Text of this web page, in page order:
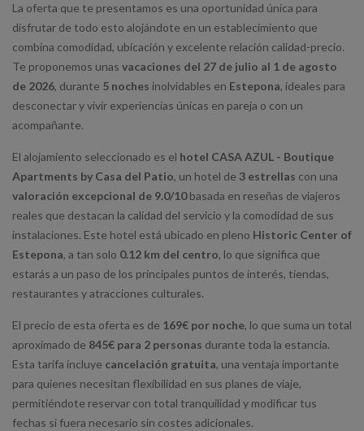
La oferta que te presentamos es una oportunidad única para
disfrutar de todo esto alojándote en un establecimiento que
combina comodidad, ubicación y excelente relación calidad-precio.
Te proponemos unas vacaciones del 27 de julio al 1 de agosto
de 2026, durante 5 noches inolvidables en Estepona, ideales para
desconectar y vivir experiencias únicas en pareja o con un
acompañante.
El alojamiento seleccionado es el hotel CASA AZUL - Boutique
Apartments by Casa del Patio, un hotel de 3 estrellas con una
valoración excepcional de 9.0/10basada en reseñas de viajeros
reales que destacan la calidad del servicio y la comodidad de sus
instalaciones. Este hotel está ubicado en pleno Historic Center of
Estepona, a tan solo 0.12 km del centro, lo que significa que
estarás a un paso de los principales puntos de interés, tiendas,
restaurantes y atracciones culturales.
El precio de esta oferta es de 169€ por noche, lo que suma un total
aproximado de 845€ para 2 personas durante toda la estancia.
Esta tarifa incluye cancelación gratuita, una ventaja importante
para quienes necesitan flexibilidad en sus planes de viaje,
permitiéndote reservar con total tranquilidad y modificar tus
fechas si fuera necesario sin costes adicionales.